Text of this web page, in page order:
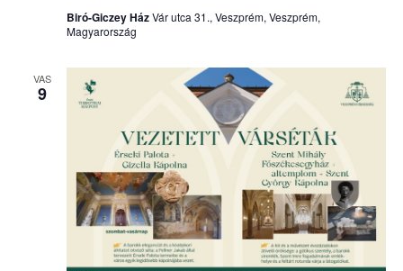
Biró-Giczey HázVár utca 31., Veszprém, Veszprém,
Magyarország
VAS
9